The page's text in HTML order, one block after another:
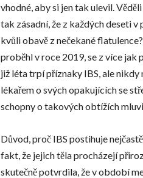
vhodné, aby si jen tak ulevil.
tak zásadní, že z každých deseti
kvůli obavě z nečekané
proběhl v roce 2019, se z více jak
již léta trpí příznaky IBS, ale
lékařem o svých opakujících se
schopny o takových obtížích
Důvod, proč IBS postihuje
fakt, že jejich těla procházejí
skutečně potvrdila, že v období